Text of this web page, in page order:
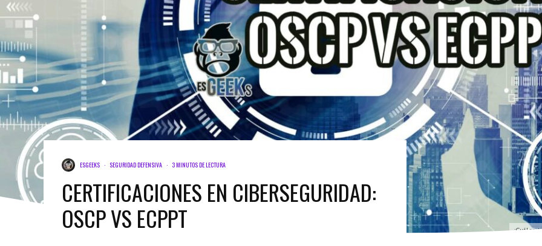
¿Cuál
ESGEEKS · SEGURIDAD DEFENSIVA · 3 MINUTOS DE LECTURA
CERTIFICACIONES EN CIBERSEGURIDAD:
OSCP VS ECPPT